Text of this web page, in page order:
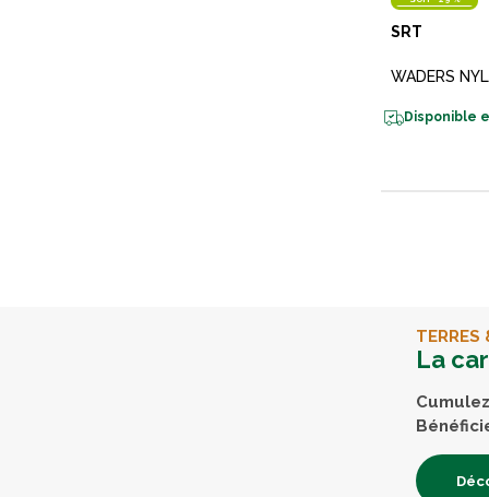
SRT
WADERS
Disponible
TERRES
La